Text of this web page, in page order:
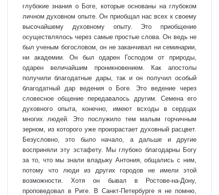
глубокие знания о Боге, которые основаны на глубоком
личном духовном опыте. Он приобщал нас всех к своему
высочайшему духовному опыту. Это приобщение
осуществлялось через самые простые слова. Он ведь не
был ученым богословом, он не заканчивал ни семинарии,
ни академии. Он был одарен Господом от природы,
одарен величайшим проникновением. Как апостолы
получили благодатные дары, так и он получил особый
благодатный дар ведения о Боге. Это ведение через
словесное общение передавалось другим. Семена его
духовного опыта, конечно, имеют всходы в сердцах
многих людей. Это послужило тем малым горчичным
зерном, из которого уже произрастает духовный расцвет.
Безусловно, это было начало, а дальше и другие
восприняли эту эстафету. Мы глубоко благодарны Богу
за то, что мы знали владыку Антония, общались с ним,
потому что люди из других городов не имели этой
возможности. Хотя он бывал в Ростове-на-Дону,
проповедовал в Риге. В Санкт-Петербурге я не помню,